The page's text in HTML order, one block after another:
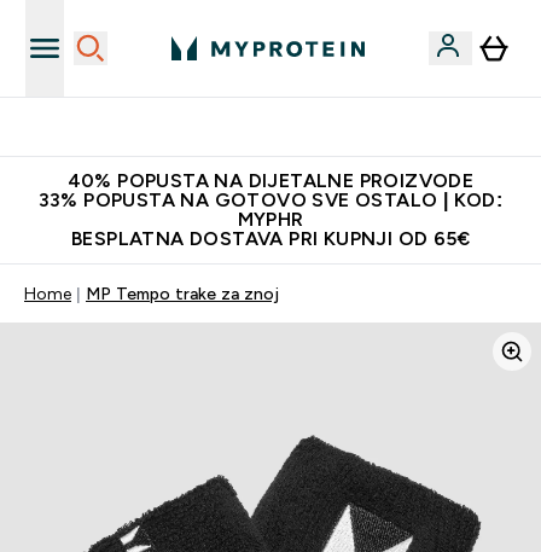
40% POPUSTA NA DIJETALNE PROIZVODE
33% POPUSTA NA GOTOVO SVE OSTALO | KOD:
MYPHR
BESPLATNA DOSTAVA PRI KUPNJI OD 65€
Home MP Tempo trake za znoj